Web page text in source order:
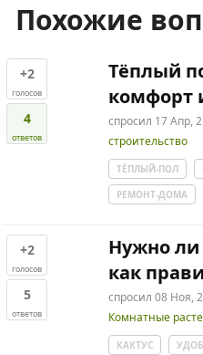
Похожие
+2
голосов
4
ответов
Тёплый
комфорт
спросил 17 Апр,
строительство
ТЁПЛЫЙ-ПОЛ
РЕМОНТ-ДОМА
+2
голосов
5
ответов
Нужно ли
как
спросил 08 Ноя,
Комнатные
КАКТУС